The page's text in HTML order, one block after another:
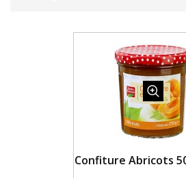
Confiture Abricots